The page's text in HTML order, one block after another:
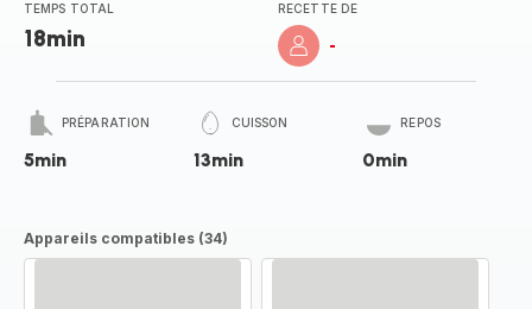
TEMPS TOTAL
18min
RECETTE DE
-
PRÉPARATION
5min
CUISSON
13min
REPOS
0min
Appareils compatibles (34)